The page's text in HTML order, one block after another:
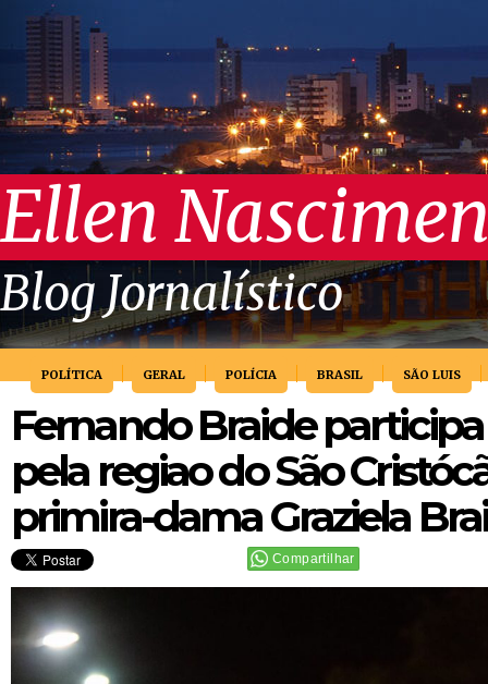
Ellen
Blog Jornalístico
POLÍTICA GERAL POLÍCIA BRASIL SÃO LUIS
Fernando Braide
pela regiao do São
primira-dama Graziela
Compartilhar